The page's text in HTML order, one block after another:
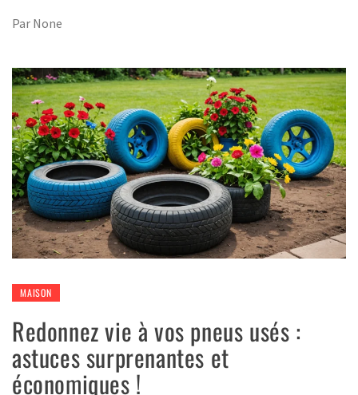
Par None
MAISON
Redonnez vie à vos pneus usés :
astuces surprenantes et
économiques !